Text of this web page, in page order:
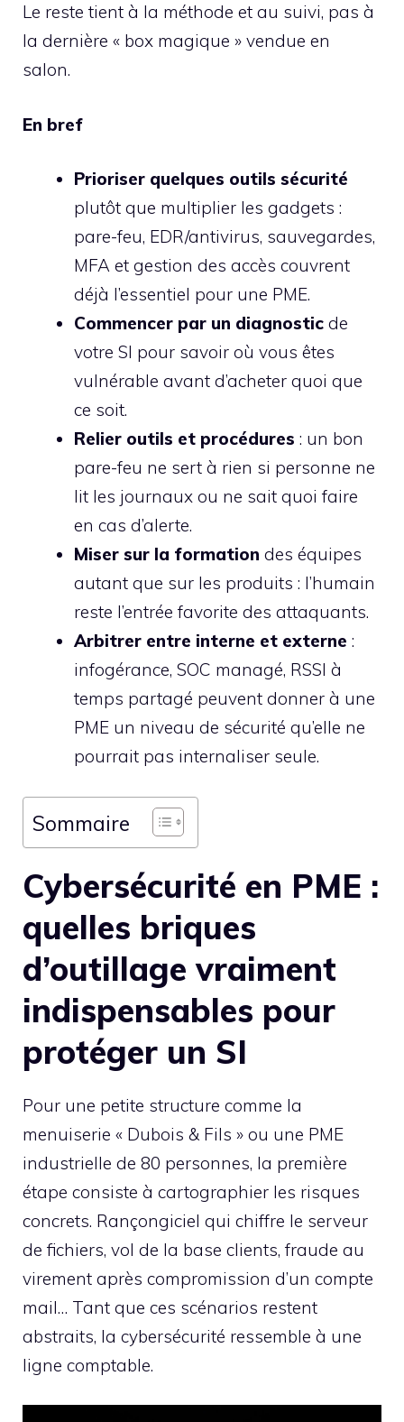
Le reste tient à la méthode et au suivi, pas à
la dernière « box magique » vendue en
salon.
En bref
Prioriser quelques outils sécurité
plutôt que multiplier les gadgets :
pare-feu, EDR/antivirus, sauvegardes,
MFA et gestion des accès couvrent
déjà l’essentiel pour une PME.
Commencer par un diagnostic de
votre SI pour savoir où vous êtes
vulnérable avant d’acheter quoi que
ce soit.
Relier outils et procédures : un bon
pare-feu ne sert à rien si personne ne
lit les journaux ou ne sait quoi faire
en cas d’alerte.
Miser sur la formation des équipes
autant que sur les produits : l’humain
reste l’entrée favorite des attaquants.
Arbitrer entre interne et externe :
infogérance, SOC managé, RSSI à
temps partagé peuvent donner à une
PME un niveau de sécurité qu’elle ne
pourrait pas internaliser seule.
Sommaire
Cybersécurité en PME :
quelles briques
d’outillage vraiment
indispensables pour
protéger un SI
Pour une petite structure comme la
menuiserie « Dubois & Fils » ou une PME
industrielle de 80 personnes, la première
étape consiste à cartographier les risques
concrets. Rançongiciel qui chiffre le serveur
de fichiers, vol de la base clients, fraude au
virement après compromission d’un compte
mail… Tant que ces scénarios restent
abstraits, la cybersécurité ressemble à une
ligne comptable.